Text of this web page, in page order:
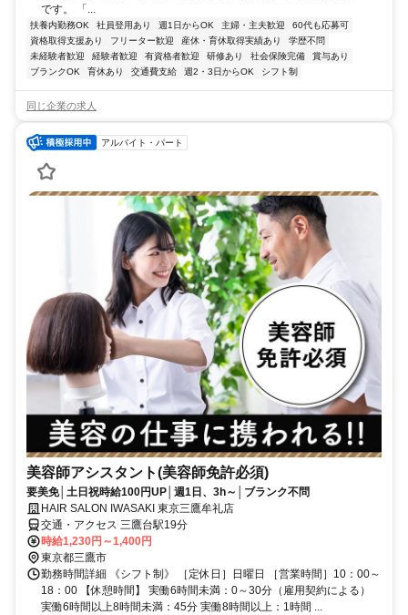
です。 「...
扶養内勤務OK 社員登用あり 週1日からOK 主婦・主夫歓迎
60代も応募可
資格取得支援あり
フリーター歓迎 産休・育休取得実績あり
学歴不問
未経験者歓迎
経験者歓迎 有資格者歓迎 研修あり 社会保険完備
賞与あり
ブランクOK
育休あり 交通費支給 週2・3日からOK シフト制
同じ企業の求人
アルバイト・パート
美容師アシスタント(美容師免許必須)
要美免│土日祝時給100円UP│週1日、3h～│ブランク不問
HAIR SALON IWASAKI 東京三鷹牟礼店
交通・アクセス 三鷹台駅19分
時給1,230円～1,400円
東京都三鷹市
勤務時間詳細 《シフト制》 ［定休日］日曜日 ［営業時間］10：00～
18：00 【休憩時間】 実働6時間未満：0～30分（雇用契約による）
実働6時間以上8時間未満：45分 実働8時間以上：1時間 ...